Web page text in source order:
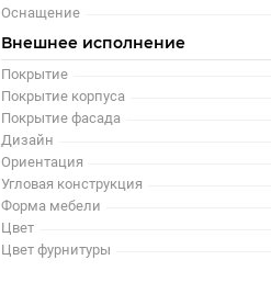
Оснащение
Внешнее исполнение
Покрытие
Покрытие корпуса
Покрытие фасада
Дизайн
Ориентация
Угловая конструкция
Форма мебели
Цвет
Цвет фурнитуры